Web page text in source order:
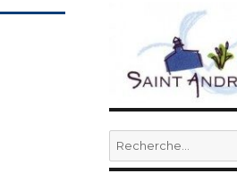
Recherche
pour :